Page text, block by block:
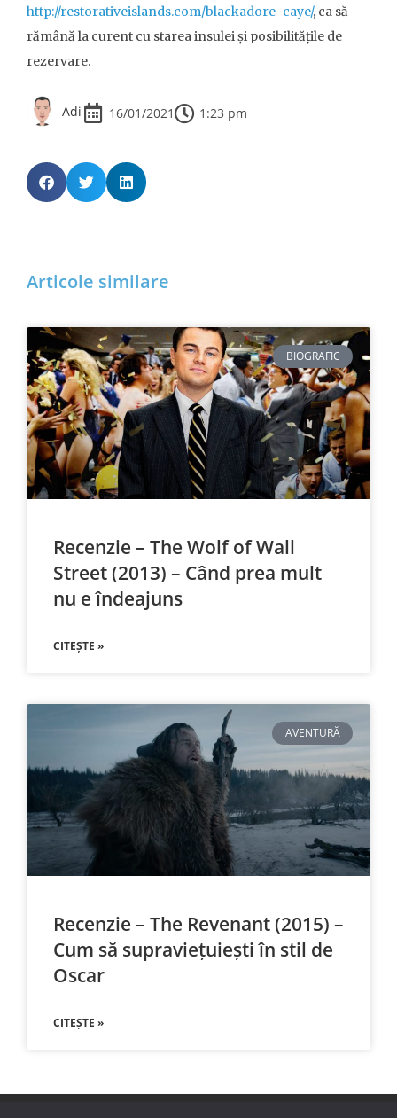
http://restorativeislands.com/blackadore-caye/, ca să
rămână la curent cu starea insulei și posibilitățile de
rezervare.
Adi 16/01/2021 1:23 pm
Articole similare
BIOGRAFIC
Recenzie – The Wolf of Wall
Street (2013) – Când prea mult
nu e îndeajuns
CITEȘTE »
AVENTURĂ
Recenzie – The Revenant (2015) –
Cum să supraviețuiești în stil de
Oscar
CITEȘTE »